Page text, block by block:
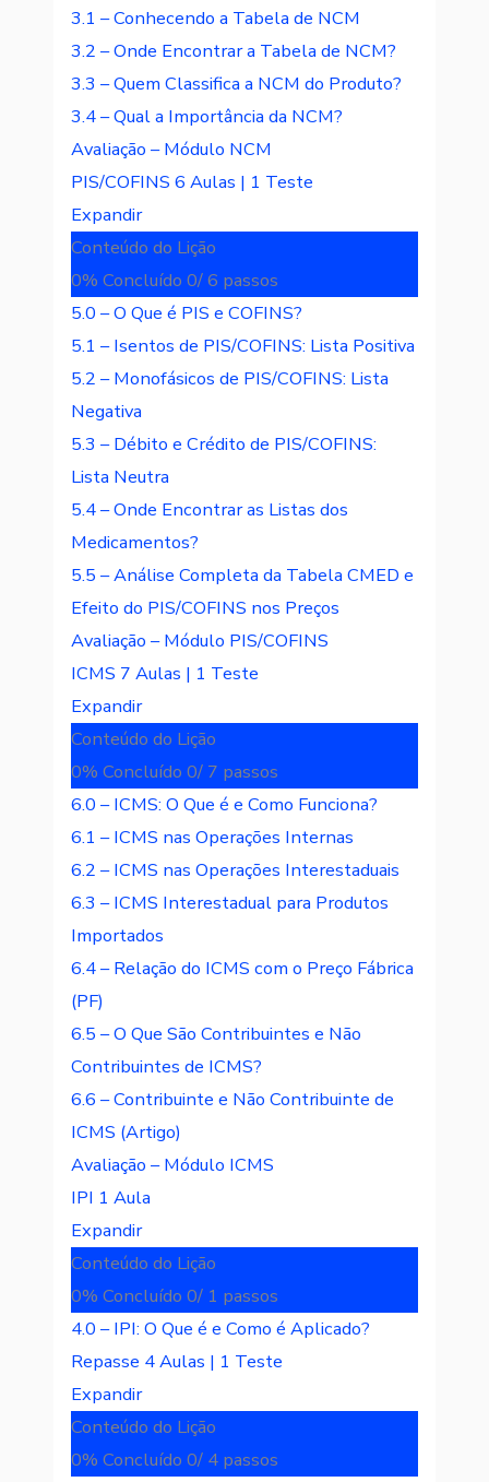
3.1 – Conhecendo a Tabela de NCM
3.2 – Onde Encontrar a Tabela de NCM?
3.3 – Quem Classifica a NCM do Produto?
3.4 – Qual a Importância da NCM?
Avaliação – Módulo NCM
PIS/COFINS6 Aulas | 1 Teste
Expandir
Conteúdo do Lição
0% Concluído0/ 6 passos
5.0 – O Que é PIS e COFINS?
5.1 – Isentos de PIS/COFINS: Lista Positiva
5.2 – Monofásicos de PIS/COFINS: Lista
Negativa
5.3 – Débito e Crédito de PIS/COFINS:
Lista Neutra
5.4 – Onde Encontrar as Listas dos
Medicamentos?
5.5 – Análise Completa da Tabela CMED e
Efeito do PIS/COFINS nos Preços
Avaliação – Módulo PIS/COFINS
ICMS 7 Aulas | 1 Teste
Expandir
Conteúdo do Lição
0% Concluído0/ 7 passos
6.0 – ICMS: O Que é e Como Funciona?
6.1 – ICMS nas Operações Internas
6.2 – ICMS nas Operações Interestaduais
6.3 – ICMS Interestadual para Produtos
Importados
6.4 – Relação do ICMS com o Preço Fábrica
(PF)
6.5 – O Que São Contribuintes e Não
Contribuintes de ICMS?
6.6 – Contribuinte e Não Contribuinte de
ICMS (Artigo)
Avaliação – Módulo ICMS
IPI 1 Aula
Expandir
Conteúdo do Lição
0% Concluído0/ 1 passos
4.0 – IPI: O Que é e Como é Aplicado?
Repasse 4 Aulas | 1 Teste
Expandir
Conteúdo do Lição
0% Concluído0/ 4 passos